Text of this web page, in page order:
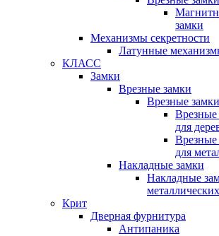
замки
Механизмы секретности
Латунные
КЛАСС
Замки
Врезные замки
Врезные
Врезные
для
Врезные
для
Накладные замки
Накладные
Крит
Дверная фурнитура
Антипаника